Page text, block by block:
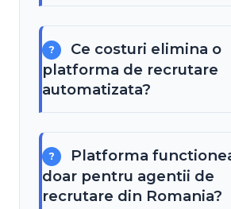
Ce costuri elimina o
platforma de recrutare
automatizata?
Platforma
doar pentru agentii de
recrutare din Romania?